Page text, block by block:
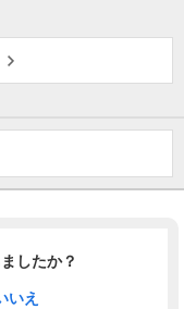
したか？
いえ